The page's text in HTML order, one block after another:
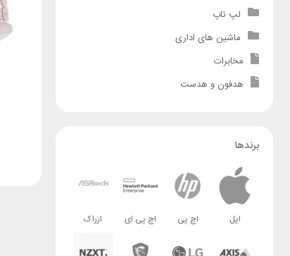
لپ تاپ
ماشین های اداری
مخابرات
هدفون و هدست
برندها
اپل اچ پی اچ پی ای ازراک